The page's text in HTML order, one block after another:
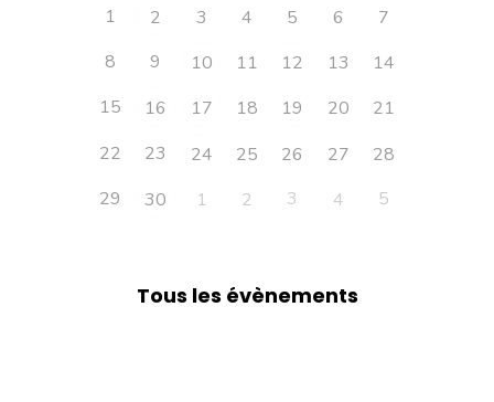
1 2 3 4 5 6
7
8
9 10 11 12 13
14
15
16 17 18 19 20
21
22
23 24 25 26 27
28
29
30 1 2 3 4 5
Tous les évènements